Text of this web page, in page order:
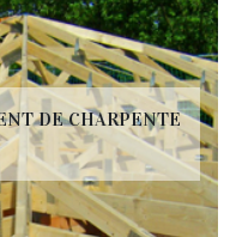
DE CHARPENTE